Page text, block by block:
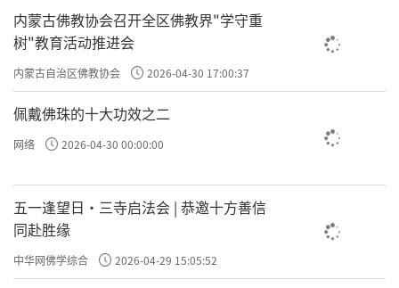
或是刻意用手去摸。你摸也摸不到，「气」可以感
受到，但它不是有形有状、可以拿的东西，因此我
们把它归纳为跟风相关。坐得好就是轻安，阳气充
象。
内蒙古佛教协会召开全区佛教界"学守重
树"教育活动推进会
内蒙古自治区佛教协会 2026-04-30 17:00:37
佩戴佛珠的十大功效之二
网络 2026-04-30 00:00:00
五一逢望日・三寺启法会 | 恭邀十方善信
同赴胜缘
中华网佛学综合 2026-04-29 15:05:52